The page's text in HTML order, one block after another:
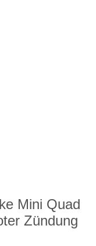
Mini Quad
Zündung